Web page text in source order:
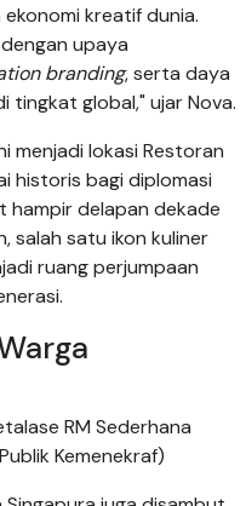
kreatif dunia.
upaya
branding, serta daya
tingkat global," ujar Nova.
menjadi lokasi Restoran
historis bagi diplomasi
hampir delapan dekade
salah satu ikon kuliner
ruang perjumpaan
RM Sederhana
Kemenekraf)